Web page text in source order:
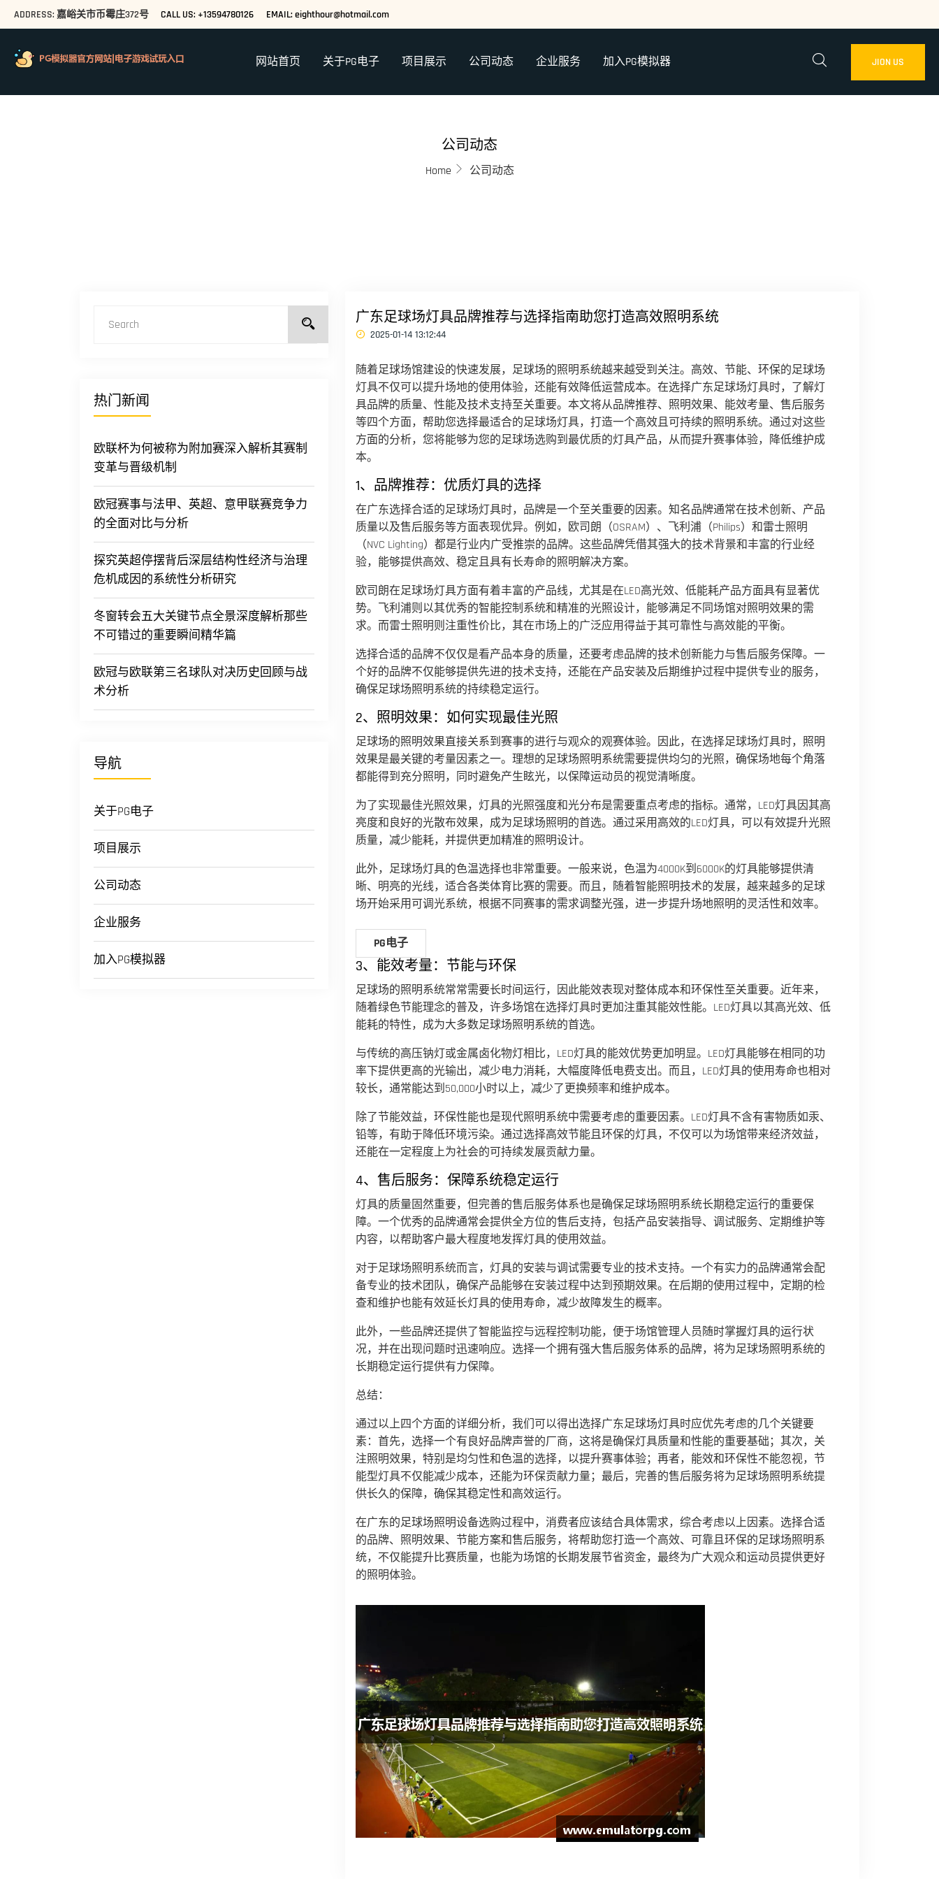
ADDRESS: 嘉峪关市币霉庄372号 CALL US: +13594780126 EMAIL: eighthour@hotmail.com
网站首页 关于PG电子 项目展示 公司动态 企业服务 加入PG模拟器 JION US
公司动态
Home 公司动态
热门新闻
欧联杯为何被称为附加赛深入解析其赛制
变革与晋级机制
欧冠赛事与法甲、英超、意甲联赛竞争力
的全面对比与分析
探究英超停摆背后深层结构性经济与治理
危机成因的系统性分析研究
冬窗转会五大关键节点全景深度解析那些
不可错过的重要瞬间精华篇
欧冠与欧联第三名球队对决历史回顾与战
术分析
导航
关于PG电子
项目展示
公司动态
企业服务
加入PG模拟器
广东足球场灯具品牌推荐与选择指南助您打造高效照明系统
2025-01-14 13:12:44
随着足球场馆建设的快速发展，足球场的照明系统越来越受到关注。高效、节能、环保的足球场
灯具不仅可以提升场地的使用体验，还能有效降低运营成本。在选择广东足球场灯具时，了解灯
具品牌的质量、性能及技术支持至关重要。本文将从品牌推荐、照明效果、能效考量、售后服务
等四个方面，帮助您选择最适合的足球场灯具，打造一个高效且可持续的照明系统。通过对这些
方面的分析，您将能够为您的足球场选购到最优质的灯具产品，从而提升赛事体验，降低维护成
本。
1、品牌推荐：优质灯具的选择
在广东选择合适的足球场灯具时，品牌是一个至关重要的因素。知名品牌通常在技术创新、产品
质量以及售后服务等方面表现优异。例如，欧司朗（OSRAM）、飞利浦（Philips）和雷士照明
（NVC Lighting）都是行业内广受推崇的品牌。这些品牌凭借其强大的技术背景和丰富的行业经
验，能够提供高效、稳定且具有长寿命的照明解决方案。
欧司朗在足球场灯具方面有着丰富的产品线，尤其是在LED高光效、低能耗产品方面具有显著优
势。飞利浦则以其优秀的智能控制系统和精准的光照设计，能够满足不同场馆对照明效果的需
求。而雷士照明则注重性价比，其在市场上的广泛应用得益于其可靠性与高效能的平衡。
选择合适的品牌不仅仅是看产品本身的质量，还要考虑品牌的技术创新能力与售后服务保障。一
个好的品牌不仅能够提供先进的技术支持，还能在产品安装及后期维护过程中提供专业的服务，
确保足球场照明系统的持续稳定运行。
2、照明效果：如何实现最佳光照
足球场的照明效果直接关系到赛事的进行与观众的观赛体验。因此，在选择足球场灯具时，照明
效果是最关键的考量因素之一。理想的足球场照明系统需要提供均匀的光照，确保场地每个角落
都能得到充分照明，同时避免产生眩光，以保障运动员的视觉清晰度。
为了实现最佳光照效果，灯具的光照强度和光分布是需要重点考虑的指标。通常，LED灯具因其高
亮度和良好的光散布效果，成为足球场照明的首选。通过采用高效的LED灯具，可以有效提升光照
质量，减少能耗，并提供更加精准的照明设计。
此外，足球场灯具的色温选择也非常重要。一般来说，色温为4000K到6000K的灯具能够提供清
晰、明亮的光线，适合各类体育比赛的需要。而且，随着智能照明技术的发展，越来越多的足球
场开始采用可调光系统，根据不同赛事的需求调整光强，进一步提升场地照明的灵活性和效率。
PG电子
3、能效考量：节能与环保
足球场的照明系统常常需要长时间运行，因此能效表现对整体成本和环保性至关重要。近年来，
随着绿色节能理念的普及，许多场馆在选择灯具时更加注重其能效性能。LED灯具以其高光效、低
能耗的特性，成为大多数足球场照明系统的首选。
与传统的高压钠灯或金属卤化物灯相比，LED灯具的能效优势更加明显。LED灯具能够在相同的功
率下提供更高的光输出，减少电力消耗，大幅度降低电费支出。而且，LED灯具的使用寿命也相对
较长，通常能达到50,000小时以上，减少了更换频率和维护成本。
除了节能效益，环保性能也是现代照明系统中需要考虑的重要因素。LED灯具不含有害物质如汞、
铅等，有助于降低环境污染。通过选择高效节能且环保的灯具，不仅可以为场馆带来经济效益，
还能在一定程度上为社会的可持续发展贡献力量。
4、售后服务：保障系统稳定运行
灯具的质量固然重要，但完善的售后服务体系也是确保足球场照明系统长期稳定运行的重要保
障。一个优秀的品牌通常会提供全方位的售后支持，包括产品安装指导、调试服务、定期维护等
内容，以帮助客户最大程度地发挥灯具的使用效益。
对于足球场照明系统而言，灯具的安装与调试需要专业的技术支持。一个有实力的品牌通常会配
备专业的技术团队，确保产品能够在安装过程中达到预期效果。在后期的使用过程中，定期的检
查和维护也能有效延长灯具的使用寿命，减少故障发生的概率。
此外，一些品牌还提供了智能监控与远程控制功能，便于场馆管理人员随时掌握灯具的运行状
况，并在出现问题时迅速响应。选择一个拥有强大售后服务体系的品牌，将为足球场照明系统的
长期稳定运行提供有力保障。
总结：
通过以上四个方面的详细分析，我们可以得出选择广东足球场灯具时应优先考虑的几个关键要
素：首先，选择一个有良好品牌声誉的厂商，这将是确保灯具质量和性能的重要基础；其次，关
注照明效果，特别是均匀性和色温的选择，以提升赛事体验；再者，能效和环保性不能忽视，节
能型灯具不仅能减少成本，还能为环保贡献力量；最后，完善的售后服务将为足球场照明系统提
供长久的保障，确保其稳定性和高效运行。
在广东的足球场照明设备选购过程中，消费者应该结合具体需求，综合考虑以上因素。选择合适
的品牌、照明效果、节能方案和售后服务，将帮助您打造一个高效、可靠且环保的足球场照明系
统，不仅能提升比赛质量，也能为场馆的长期发展节省资金，最终为广大观众和运动员提供更好
的照明体验。